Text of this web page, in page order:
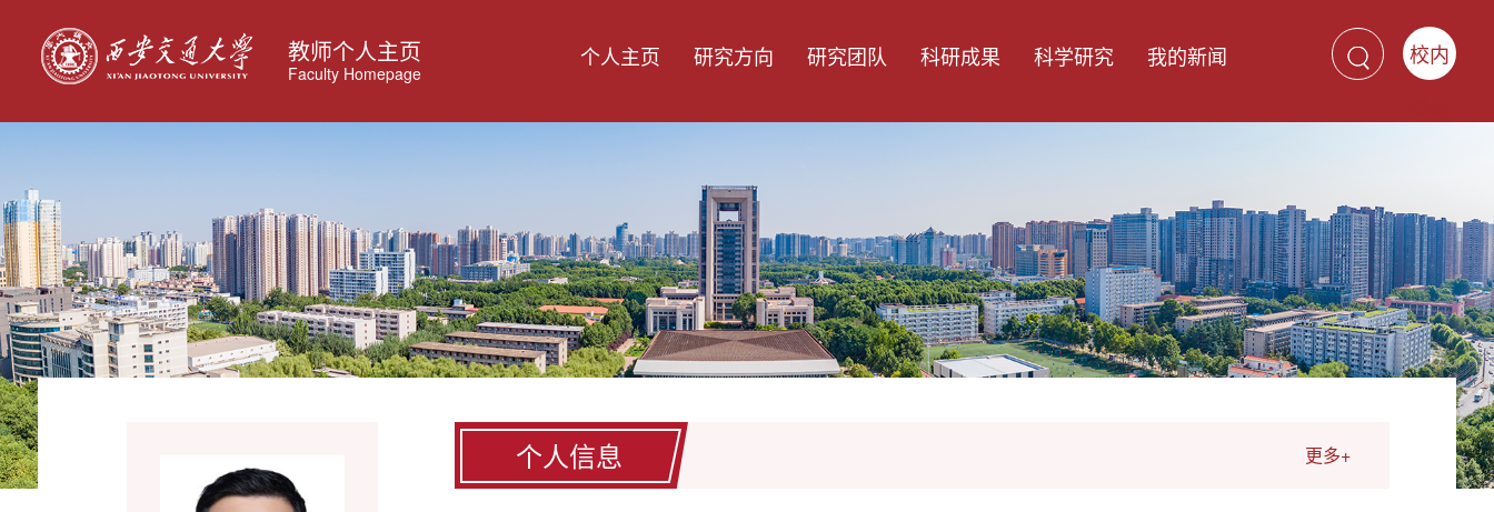
教师个人主页
Faculty Homepage
校内
个人主页 研究方向 研究团队 科研成果 科学研究 我的新闻
个人信息 更多+